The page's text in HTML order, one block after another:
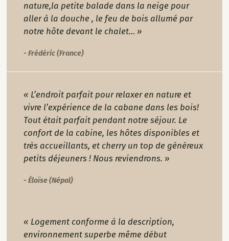
nature,la petite balade dans la neige pour
aller à la douche , le feu de bois allumé par
notre hôte devant le chalet… »
- Frédéric (France)
« L’endroit parfait pour relaxer en nature et
vivre l’expérience de la cabane dans les bois!
Tout était parfait pendant notre séjour. Le
confort de la cabine, les hôtes disponibles et
très accueillants, et cherry un top de généreux
petits déjeuners ! Nous reviendrons. »
- Éloïse (Népal)
« Logement conforme à la description,
environnement superbe même début